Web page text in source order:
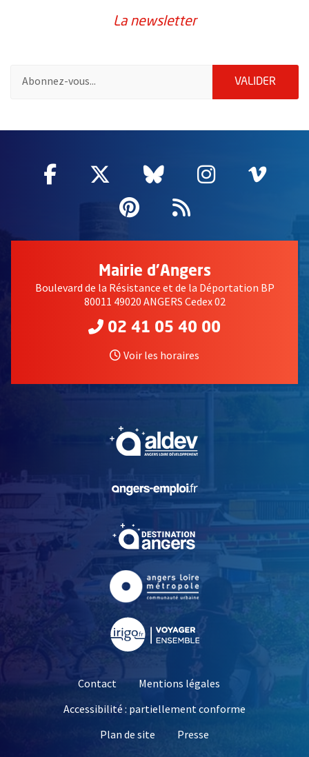
La newsletter
VALIDER
Facebook
, Ouvre une nouvelle fenêtre
Twitter
, Ouvre une nouvelle
Bluesky
, Ouvre une
Instagram
, Ouvre
,
Pinterest
, Ouvre une
Flux RSS
Mairie d'Angers
Boulevard de la Résistance et de la Déportation BP
80011 49020 ANGERS Cedex 02
02 41 05 40 00
Voir les horaires
, Ouvre une nouvelle
, Ouvre une nouvelle
Contact
Mentions légales
Accessibilité : partiellement conforme
Plan de site
Presse